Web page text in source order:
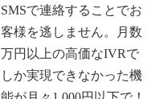
SMSで連絡することでお
客様を逃しません。月数
万円以上の高価なIVRで
しか実現できなかった機